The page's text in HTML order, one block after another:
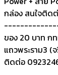
กล่อง สนใจ
ของ 20 บาท ก
แถวพระราม3 (
ติดต่อ